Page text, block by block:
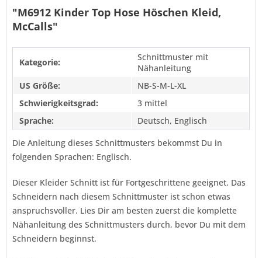
"M6912 Kinder Top Hose Höschen Kleid,
McCalls"
Kategorie:
Schnittmuster mit
Nähanleitung
US Größe:
NB-S-M-L-XL
Schwierigkeitsgrad:
3 mittel
Sprache:
Deutsch, Englisch
Die Anleitung dieses Schnittmusters bekommst Du in
folgenden Sprachen: Englisch.
Dieser Kleider Schnitt ist für Fortgeschrittene geeignet. Das
Schneidern nach diesem Schnittmuster ist schon etwas
anspruchsvoller. Lies Dir am besten zuerst die komplette
Nähanleitung des Schnittmusters durch, bevor Du mit dem
Schneidern beginnst.